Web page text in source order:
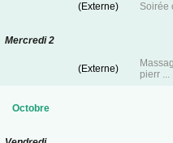
(Externe)
Soirée
Mercredi 2
(Externe)
pierr ...
Octobre